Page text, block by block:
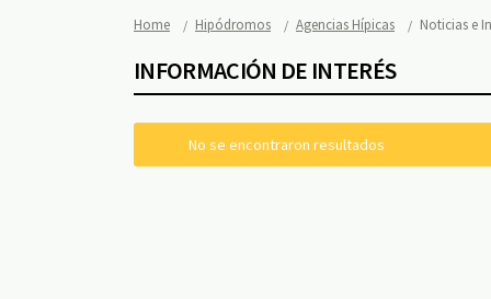
Home Hipódromos Agencias Hípicas Noticias e
INFORMACIÓN DE INTERÉS
No se encontraron resultados